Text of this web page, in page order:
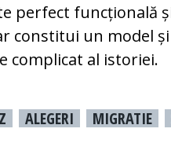
perfect funcțională
constitui un model
complicat al istoriei.
ALEGERI MIGRATIE